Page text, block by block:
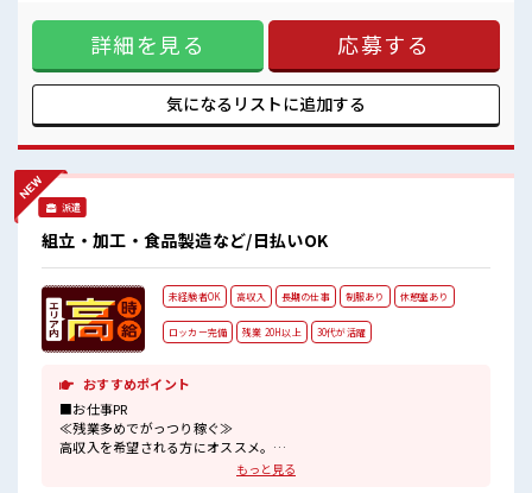
残業が多めだからしっかり稼ぎたい方にもオススメ！
ゲイ≫ 新しいことにチャレンジするのは不安だけど、 しっか
り働く環境が整っています！ イチからスキルUP・ステップ
UP目指していきましょう！ ≪収入アップを目指せる≫ 高時給
だらけの派遣のお仕事です！ ■職場の雰囲気 休憩室完備でラ
ンチや休憩も充実しそう♪ 持ち物が多いあなたにもぴったり
☆ ロッカー付き職場♪ 残業が多めだからしっかり稼ぎたい方
詳細を見る 応募する
気になるリストに追加する
派遣
組立・加工・食品製造など/日払いOK
未経験者OK 高収入 長期の仕事 制服あり 休憩室あり
ロッカー完備 残業 20H以上 30代が活躍
おすすめポイント
■お仕事PR
≪残業多めでがっつり稼ぐ≫
高収入を希望される方にオススメ。
残業は月20時間以上あります♪もっと見る